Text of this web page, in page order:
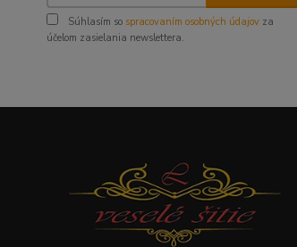
Súhlasím so spracovaním osobných údajov za
účelom zasielania newslettera.